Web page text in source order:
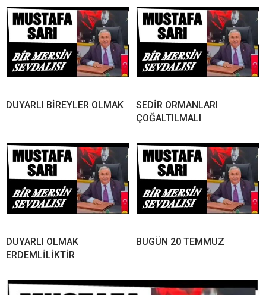
DUYARLI BİREYLER OLMAK
SEDİR ORMANLARI
ÇOĞALTILMALI
DUYARLI OLMAK
ERDEMLİLİKTİR
BUGÜN 20 TEMMUZ